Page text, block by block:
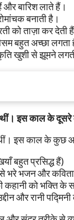
बारिश लाते हैं।
बनाती है।
को ताज़ा कर देती
बहुत अच्छा लगता
खुशी से झूमने
थीं। इस काल के
इस काल के कुछ
बहुत प्रसिद्ध हैं)
भरे भजन और
कहानी को भक्ति के
और रानी